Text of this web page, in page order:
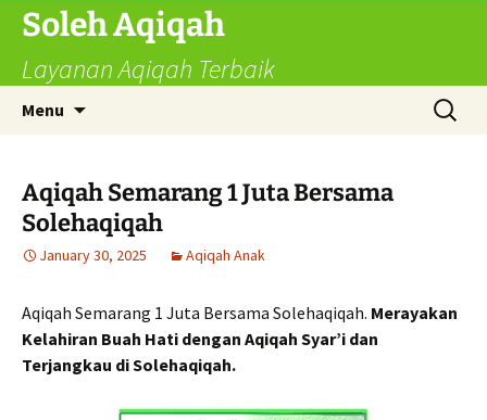
Skip
content
Soleh Aqiqah
Layanan Aqiqah Terbaik
Menu
Search
for:
Aqiqah Semarang 1 Juta Bersama
Solehaqiqah
January 30, 2025 Aqiqah Anak
Aqiqah Semarang 1 Juta Bersama Solehaqiqah. Merayakan
Kelahiran Buah Hati dengan Aqiqah Syar’i dan
Terjangkau di Solehaqiqah.